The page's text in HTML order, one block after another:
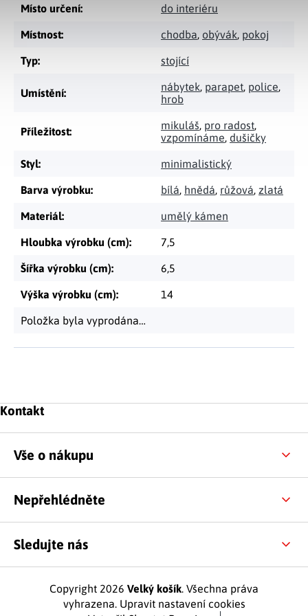
Místo určení: do interiéru
Místnost: chodba, obývák, pokoj
Typ: stojící
Umístění: nábytek, parapet, police,
hrob
Příležitost: mikuláš, pro radost,
vzpomínáme, dušičky
Styl: minimalistický
Barva výrobku: bílá, hnědá, růžová, zlatá
Materiál: umělý kámen
Hloubka výrobku (cm): 7,5
Šířka výrobku (cm): 6,5
Výška výrobku (cm): 14
Položka byla vyprodána…
Zápatí
Kontakt
Vše o nákupu
Nepřehlédněte
Sledujte nás
Copyright 2026 Velký košík. Všechna práva
vyhrazena. Upravit nastavení cookies